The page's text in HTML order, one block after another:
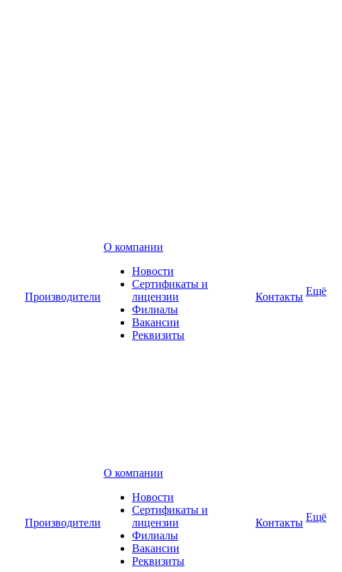
Производители
О компании
Новости
Сертификаты и
лицензии
Филиалы
Вакансии
Реквизиты
Контакты Ещё
Производители
О компании
Новости
Сертификаты и
лицензии
Филиалы
Вакансии
Реквизиты
Контакты Ещё